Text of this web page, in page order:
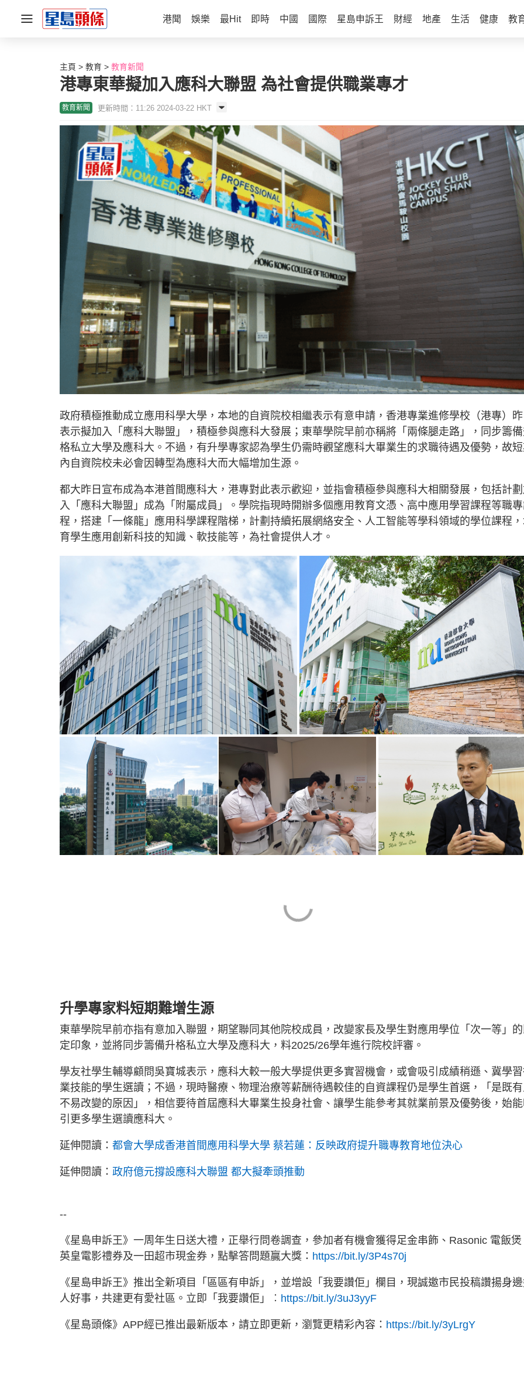
港聞 娛樂 最Hit 即時 中國 國際 星島申訴王 財經 地產 生活 健康 教
主頁 教育 教育新聞
港專東華擬加入應科大聯盟 為社會提供職業專才
教育新聞 更新時間：11:26 2024-03-22 HKT
政府積極推動成立應用科學大學，本地的自資院校相繼表示有意申請，香港專業進修學校（港專）
表示擬加入「應科大聯盟」，積極參與應科大發展；東華學院早前亦稱將「兩條腿走路」，同步籌
格私立大學及應科大。不過，有升學專家認為學生仍需時觀望應科大畢業生的求職待遇及優勢，故
內自資院校未必會因轉型為應科大而大幅增加生源。
都大昨日宣布成為本港首間應科大，港專對此表示歡迎，並指會積極參與應科大相關發展，包括計
入「應科大聯盟」成為「附屬成員」。學院指現時開辦多個應用教育文憑、高中應用學習課程等職
程，搭建「一條龍」應用科學課程階梯，計劃持續拓展網絡安全、人工智能等學科領域的學位課程
育學生應用創新科技的知識、軟技能等，為社會提供人才。
升學專家料短期難增生源
東華學院早前亦指有意加入聯盟，期望聯同其他院校成員，改變家長及學生對應用學位「次一等」
定印象，並將同步籌備升格私立大學及應科大，料2025/26學年進行院校評審。
學友社學生輔導顧問吳寶城表示，應科大較一般大學提供更多實習機會，或會吸引成績稍遜、冀學
業技能的學生選讀；不過，現時醫療、物理治療等薪酬待遇較佳的自資課程仍是學生首選，「是既
不易改變的原因」，相信要待首屆應科大畢業生投身社會、讓學生能參考其就業前景及優勢後，始
引更多學生選讀應科大。
延伸閱讀： 都會大學成香港首間應用科學大學 蔡若蓮：反映政府提升職專教育地位決心
延伸閱讀： 政府億元撐設應科大聯盟 都大擬牽頭推動
--
《星島申訴王》一周年生日送大禮，正舉行問卷調查，參加者有機會獲得足金串飾、Rasonic 電飯煲
英皇電影禮券及一田超市現金券，點擊答問題贏大獎： https://bit.ly/3P4s70j
《星島申訴王》推出全新項目「區區有申訴」，並增設「我要讚佢」欄目，現誠邀市民投稿讚揚身
人好事，共建更有愛社區。立即「我要讚佢」︰ https://bit.ly/3uJ3yyF
《星島頭條》APP經已推出最新版本，請立即更新，瀏覽更精彩內容： https://bit.ly/3yLrgY